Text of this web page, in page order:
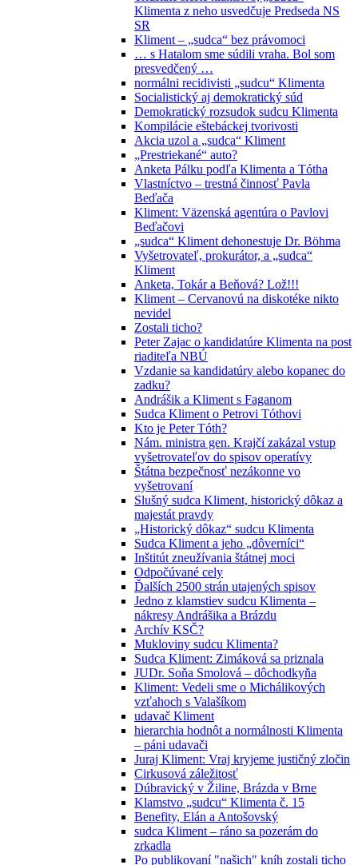
Klimenta z neho usvedčuje Predseda NS
SR
Kliment – „sudca“ bez právomoci
… s Hatalom sme súdili vraha. Bol som
presvedčený …
normálni recidivisti „sudcu“ Klimenta
Socialistický aj demokratický súd
Demokratický rozsudok sudcu Klimenta
Kompilácie eštebáckej tvorivosti
Akcia uzol a „sudca“ Kliment
„Prestriekané“ auto?
Anketa Pálku podľa Klimenta a Tótha
Vlastníctvo – trestná činnosť Pavla
Beďača
Kliment: Väzenská agentúra o Pavlovi
Beďačovi
„sudca“ Kliment dehonestuje Dr. Böhma
Vyšetrovateľ, prokurátor, a „sudca“
Kliment
Anketa, Tokár a Beňová? Lož!!!
Kliment – Cervanovú na diskotéke nikto
nevidel
Zostali ticho?
Peter Zajac o kandidatúre Klimenta na post
riaditeľa NBÚ
Vzdanie sa kandidatúry alebo kopanec do
zadku?
Andrášik a Kliment s Faganom
Sudca Kliment o Petrovi Tóthovi
Kto je Peter Tóth?
Nám. ministra gen. Krajčí zakázal vstup
vyšetrovateľov do spisov operatívy
Štátna bezpečnosť nezákonne vo
vyšetrovaní
Slušný sudca Kliment, historický dôkaz a
majestát pravdy
„Historický dôkaz“ sudcu Klimenta
Sudca Kliment a jeho „dôverníci“
Inštitút zneužívania štátnej moci
Odpočúvané cely
Ďalších 2500 strán utajených spisov
Jedno z klamstiev sudcu Klimenta –
nákresy Andrášika a Brázdu
Archív KSČ?
Mukloviny sudcu Klimenta?
Sudca Kliment: Zimáková sa priznala
JUDr. Soňa Smolová – dôchodkyňa
Kliment: Vedeli sme o Michálikových
vzťahoch s Valašíkom
udavač Kliment
hierarchia hodnôt a normálnosti Klimenta
– páni udavači
Juraj Kliment: Vraj kryjeme justičný zločin
Cirkusová záležitosť
Dúbravický v Žiline, Brázda v Brne
Klamstvo „sudcu“ Klimenta č. 15
Benefity, Elán a Antošovský
sudca Kliment – ráno sa pozerám do
zrkadla
Po publikovaní "našich" kníh zostali ticho